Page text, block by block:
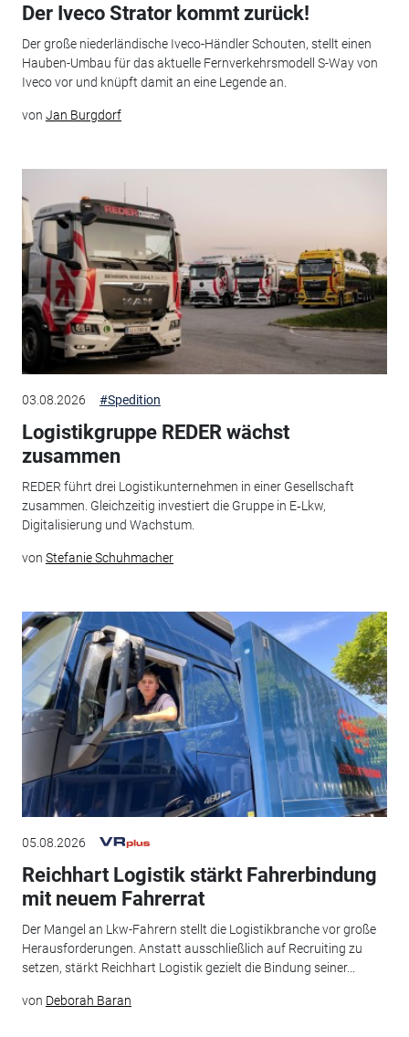
Der Iveco Strator kommt zurück!
Der große niederländische Iveco-Händler Schouten, stellt einen
Hauben-Umbau für das aktuelle Fernverkehrsmodell S-Way von
Iveco vor und knüpft damit an eine Legende an.
von Jan Burgdorf
03.08.2026 #Spedition
Logistikgruppe REDER wächst
zusammen
REDER führt drei Logistikunternehmen in einer Gesellschaft
zusammen. Gleichzeitig investiert die Gruppe in E‑Lkw,
Digitalisierung und Wachstum.
von Stefanie Schuhmacher
05.08.2026
Reichhart Logistik stärkt Fahrerbindung
mit neuem Fahrerrat
Der Mangel an Lkw-Fahrern stellt die Logistikbranche vor große
Herausforderungen. Anstatt ausschließlich auf Recruiting zu
setzen, stärkt Reichhart Logistik gezielt die Bindung seiner...
von Deborah Baran